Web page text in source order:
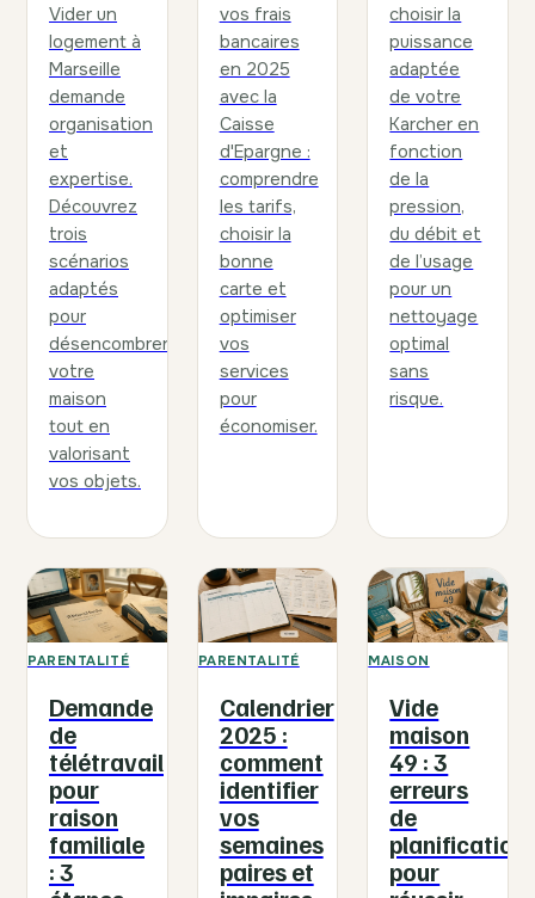
Vider un
logement à
Marseille
demande
organisation
et
expertise.
Découvrez
trois
scénarios
adaptés
pour
désencombrer
votre
maison
tout en
valorisant
vos objets.
vos frais
bancaires
en 2025
avec la
Caisse
d'Epargne :
comprendre
les tarifs,
choisir la
bonne
carte et
optimiser
vos
services
pour
économiser.
choisir la
puissance
adaptée
de votre
Karcher en
fonction
de la
pression,
du débit et
de l’usage
pour un
nettoyage
optimal
sans
risque.
PARENTALITÉ
Demande
de
télétravail
pour
raison
familiale
: 3
PARENTALITÉ
Calendrier
2025 :
comment
identifier
vos
semaines
paires et
MAISON
Vide
maison
49 : 3
erreurs
de
planification
pour